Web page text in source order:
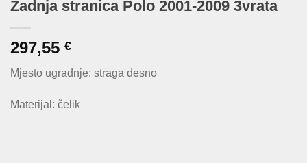
Zadnja stranica Polo 2001-2009 3vrata
297,55 €
Mjesto ugradnje: straga desno
Materijal: čelik